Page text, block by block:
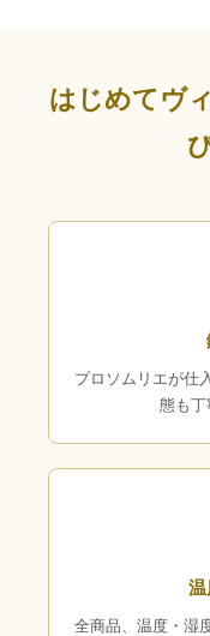
はじめてヴ
プロソムリエが仕
態も丁
温
全商品、温度・湿